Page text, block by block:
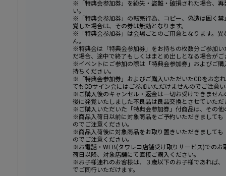
※「特典会参加券」を紛失・盗難・破損された場合、
い。
※「特典会参加券」の転売行為、コピー、偽造は固く
覚した場合は、その券は無効となります。
※「特典会参加券」は会場ごとのご用意となります。
ん。
※特典会は「特典会参加券」をお持ちの枚数分ご参加
だ場合、途中で終了もしくはまとめ出しとなる場合がご
※イベントにご参加の際は「特典会参加券」およびご
持ちください。
※「特典会参加券」およびご購入いただいたCDをお忘
てもCDサイン会にはご参加いただけませんのでご注意
※ご購⼊後のキャンセル・返⾦は⼀切お受けできませ
後に発覚いたしました不良品は良品交換とさせていただ
※ご購入いただいた「特典会参加券」付商品は、その
※商品入荷日以前に対象商品をご予約いただきまして
のでご注意ください。
※商品入荷後に対象商品をお取り置きいただきまして
のでご注意ください。
※お電話・WEB(タワレコ店舗受け取りサービス)でのお
荷日以降、対象店舗にて直接ご購入ください。
※お子様連れのお客様は、３歳以下のお子様であれば
でご同行いただけます。